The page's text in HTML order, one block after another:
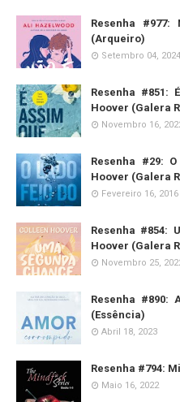
Resenha
(Arqueiro)
Setembro 04, 2024
Resenha #851:
Hoover (Galera
Novembro 16,
Resenha #29:
Hoover (Galera
Fevereiro 16, 2016
Resenha #854:
Hoover (Galera
Novembro 25,
Resenha #890:
(Essência)
Abril 18, 2023
Resenha #794:
Maio 16, 2022